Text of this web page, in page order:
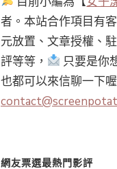
者。本站合作項目有
元放置、文章授權、
評等等，
只要是你
也都可以來信聊一下喔
網友票選最熱門影評